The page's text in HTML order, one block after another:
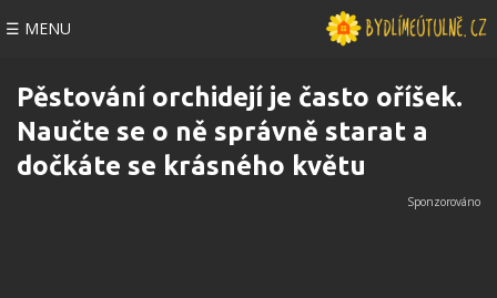
☰ MENU
Pěstování orchidejí je často oříšek.
Naučte se o ně správně starat a
dočkáte se krásného květu